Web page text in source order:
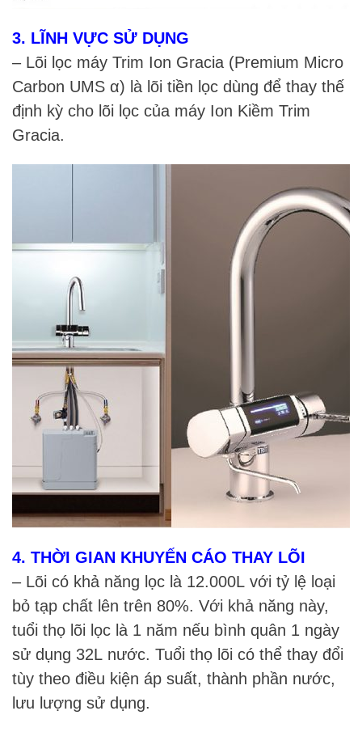
3. LĨNH VỰC SỬ DỤNG
– Lõi lọc máy Trim Ion Gracia (Premium Micro
Carbon UMS α) là lõi tiền lọc dùng để thay thế
định kỳ cho lõi lọc của máy Ion Kiềm Trim
Gracia.
4. THỜI GIAN KHUYẾN CÁO THAY LÕI
– Lõi có khả năng lọc là 12.000L với tỷ lệ loại
bỏ tạp chất lên trên 80%. Với khả năng này,
tuổi thọ lõi lọc là 1 năm nếu bình quân 1 ngày
sử dụng 32L nước. Tuổi thọ lõi có thể thay đổi
tùy theo điều kiện áp suất, thành phần nước,
lưu lượng sử dụng.